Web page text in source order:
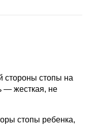
стороны стопы на
— жесткая, не
стопы ребенка,